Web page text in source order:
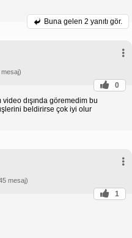
Buna gelen 2 yanıtı gör.
0
video dışında göremedim bu
beldirirse çok iyi olur
mesaj)
1